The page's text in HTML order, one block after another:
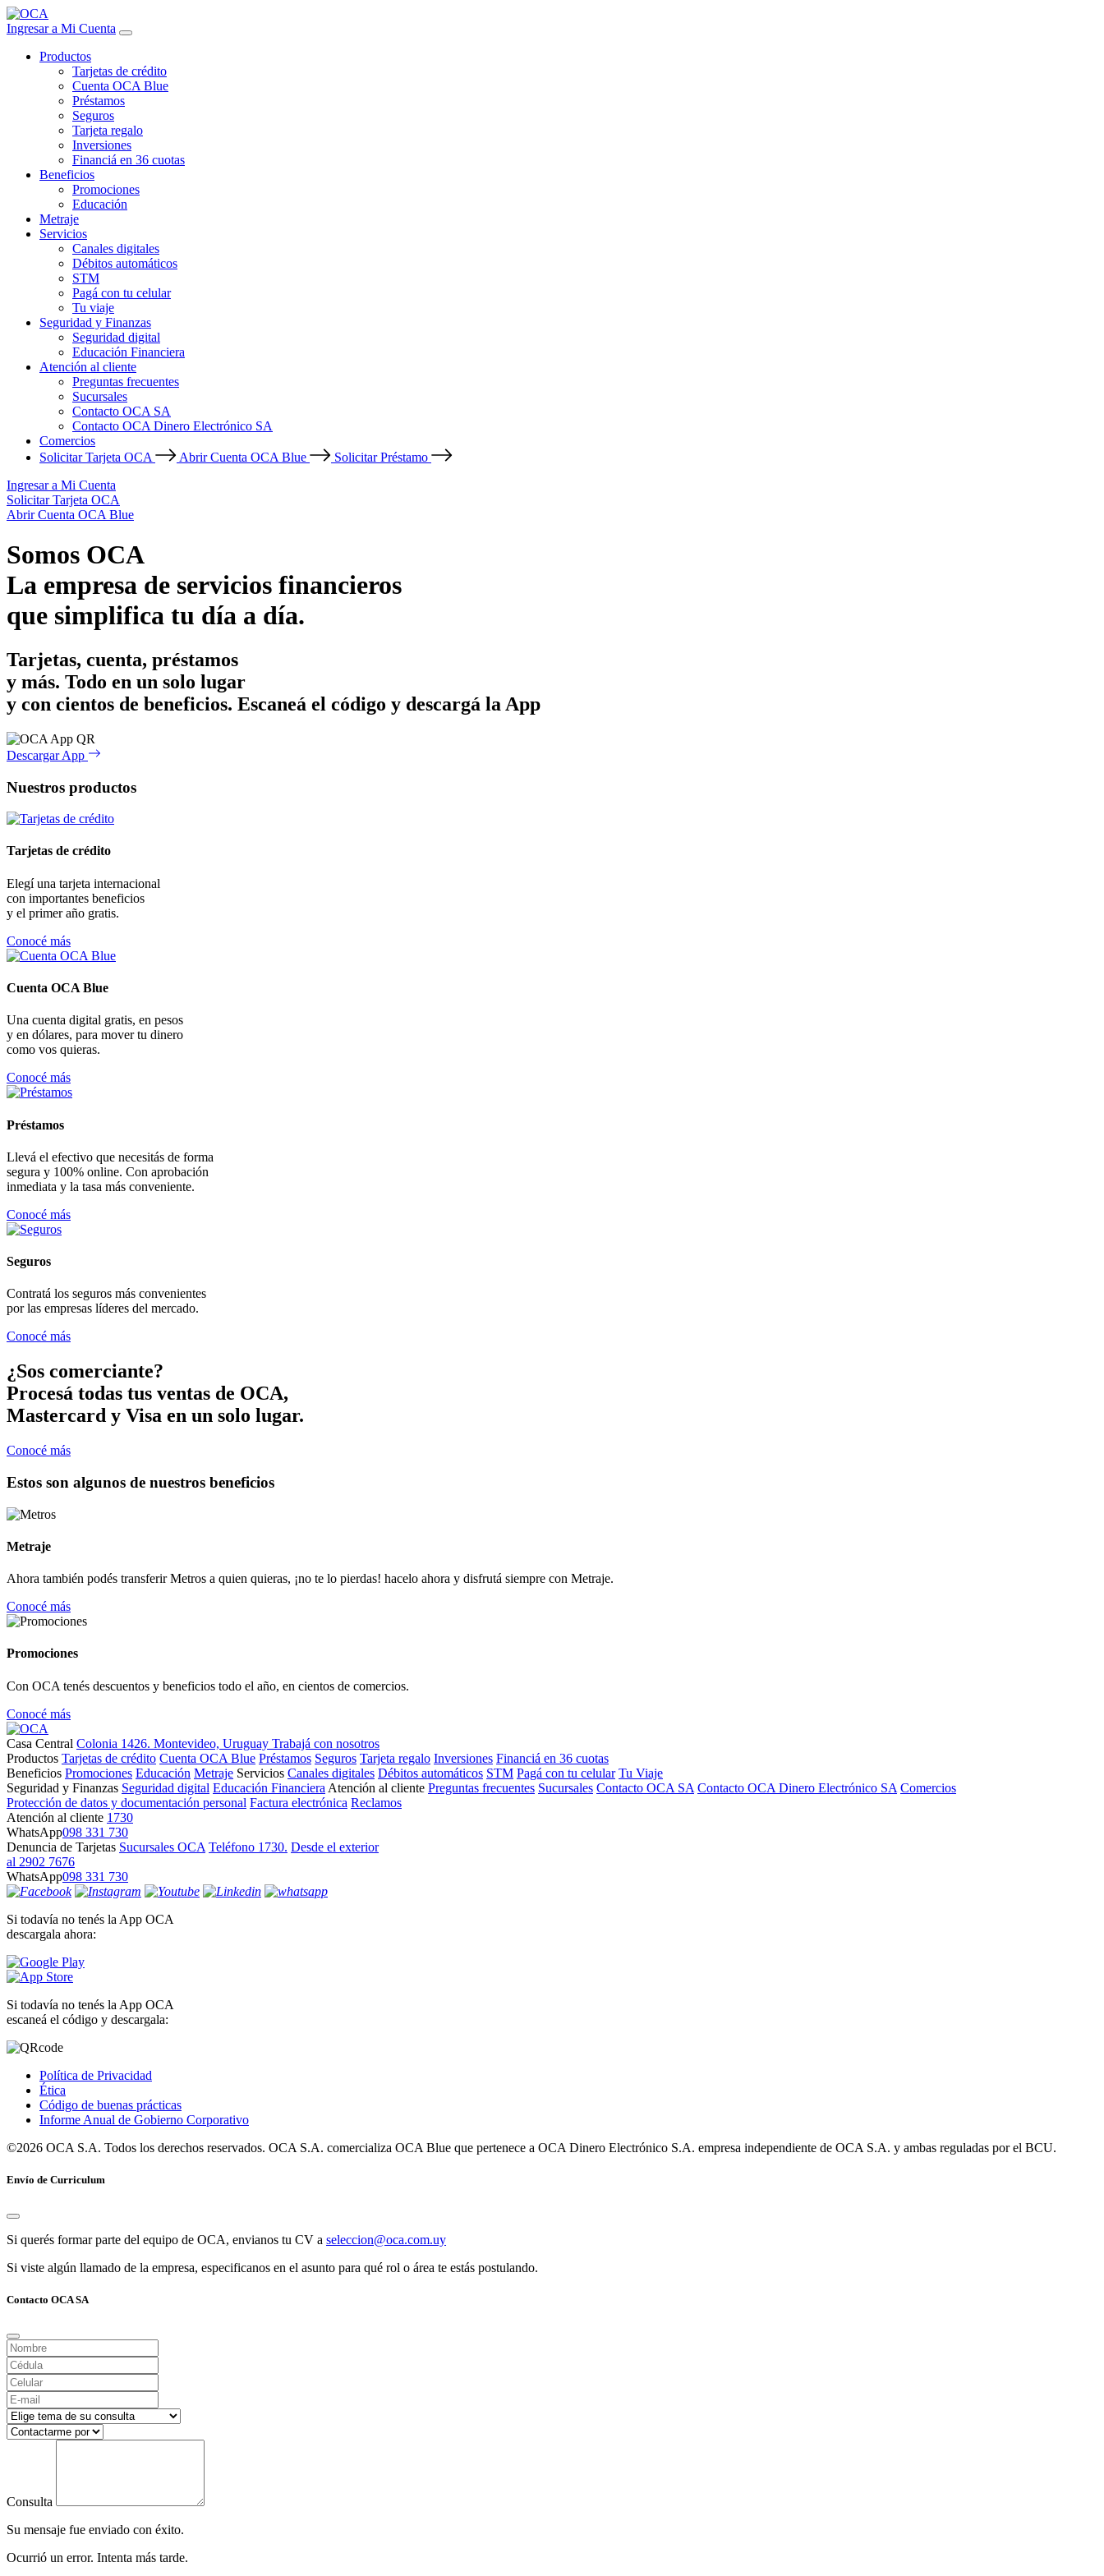
Ingresar a Mi Cuenta
Productos
Tarjetas de crédito
Cuenta OCA Blue
Préstamos
Seguros
Tarjeta regalo
Inversiones
Financiá en 36 cuotas
Beneficios
Promociones
Educación
Metraje
Servicios
Canales digitales
Débitos automáticos
STM
Pagá con tu celular
Tu viaje
Seguridad y Finanzas
Seguridad digital
Educación Financiera
Atención al cliente
Preguntas frecuentes
Sucursales
Contacto OCA SA
Contacto OCA Dinero Electrónico SA
Comercios
Solicitar Tarjeta OCA
Abrir Cuenta OCA Blue
Solicitar Préstamo
Ingresar a Mi Cuenta
Solicitar Tarjeta OCA
Abrir Cuenta OCA Blue
Somos OCA
La empresa de servicios financieros
que simplifica tu día a día.
Tarjetas, cuenta, préstamos
y más. Todo en un solo lugar
y con cientos de beneficios. Escaneá el código y descargá la App
Descargar App
Nuestros productos
Tarjetas de crédito
Elegí una tarjeta internacional
con importantes beneficios
y el primer año gratis.
Conocé más
Cuenta OCA Blue
Una cuenta digital gratis, en pesos
y en dólares, para mover tu dinero
como vos quieras.
Conocé más
Préstamos
Llevá el efectivo que necesitás de forma
segura y 100% online. Con aprobación
inmediata y la tasa más conveniente.
Conocé más
Seguros
Contratá los seguros más convenientes
por las empresas líderes del mercado.
Conocé más
¿Sos comerciante?
Procesá todas tus ventas de OCA,
Mastercard y Visa en un solo lugar.
Conocé más
Estos son algunos de nuestros beneficios
Metraje
Ahora también podés transferir Metros a quien quieras, ¡no te lo pierdas! hacelo ahora y disfrutá siempre con Metraje.
Conocé más
Promociones
Con OCA tenés descuentos y beneficios todo el año, en cientos de comercios.
Conocé más
Casa Central Colonia 1426. Montevideo, Uruguay Trabajá con nosotros
Productos Tarjetas de crédito Cuenta OCA Blue Préstamos Seguros Tarjeta regalo Inversiones Financiá en 36 cuotas
Beneficios Promociones Educación Metraje Servicios Canales digitales Débitos automáticos STM Pagá con tu celular Tu Viaje
Seguridad y Finanzas Seguridad digital Educación Financiera Atención al cliente Preguntas frecuentes Sucursales Contacto OCA SA Contacto OCA Dinero Electrónico SA Comercios
Protección de datos y documentación personal Factura electrónica Reclamos
Atención al cliente 1730
WhatsApp098 331 730
Denuncia de Tarjetas Sucursales OCA Teléfono 1730. Desde el exterior
al 2902 7676
WhatsApp098 331 730
Si todavía no tenés la App OCA
descargala ahora:
Si todavía no tenés la App OCA
escaneá el código y descargala:
Política de Privacidad
Ética
Código de buenas prácticas
Informe Anual de Gobierno Corporativo
©2026 OCA S.A. Todos los derechos reservados. OCA S.A. comercializa OCA Blue que pertenece a OCA Dinero Electrónico S.A. empresa independiente de OCA S.A. y ambas reguladas por el BCU.
Envío de Curriculum
Si querés formar parte del equipo de OCA, envianos tu CV a seleccion@oca.com.uy
Si viste algún llamado de la empresa, especificanos en el asunto para qué rol o área te estás postulando.
Contacto OCA SA
Consulta
Su mensaje fue enviado con éxito.
Ocurrió un error. Intenta más tarde.